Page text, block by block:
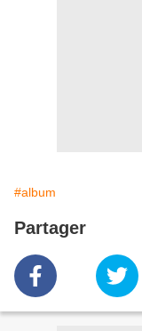
#album
Partager